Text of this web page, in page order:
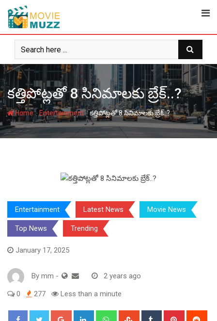
content
కత్తిపోట్లతో 8 సినిమాలకు బ్రేక్..?
Home-Entertainment-కత్తిపోట్లతో 8 సినిమాలకు బ్రేక్..?
Entertainment Latest News Movie News
Top News Trending
January 17, 2025
By mm - 2 years ago
0 277 Less than a minute
Google+ LinkedIn WhatsappStumbleUpon
Tumblr Pinterest